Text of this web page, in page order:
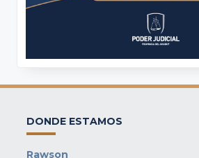
DONDE ESTAMOS
Rawson